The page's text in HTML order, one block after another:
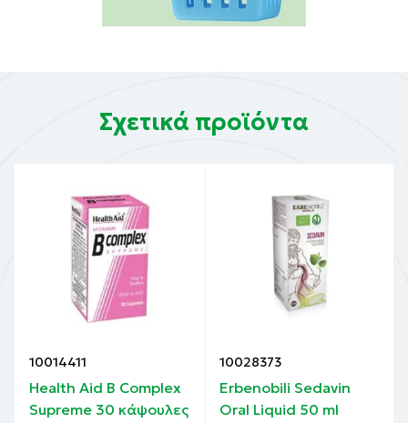
Σχετικά προϊόντα
10014411
Health Aid B Complex
Supreme 30 κάψουλες
10028373
Erbenobili Sedavin
Oral Liquid 50 ml